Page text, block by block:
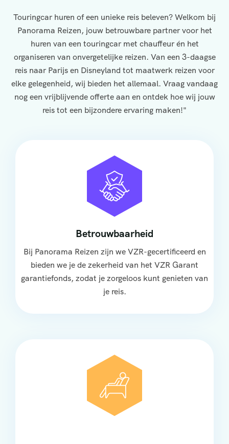
Touringcar huren of een unieke reis beleven? Welkom bij
Panorama Reizen, jouw betrouwbare partner voor het
huren van een touringcar met chauffeur én het
organiseren van onvergetelijke reizen. Van een 3-daagse
reis naar Parijs en Disneyland tot maatwerk reizen voor
elke gelegenheid, wij bieden het allemaal. Vraag vandaag
nog een vrijblijvende offerte aan en ontdek hoe wij jouw
reis tot een bijzondere ervaring maken!"
Betrouwbaarheid
Bij Panorama Reizen zijn we VZR-gecertificeerd en
bieden we je de zekerheid van het VZR Garant
garantiefonds, zodat je zorgeloos kunt genieten van
je reis.